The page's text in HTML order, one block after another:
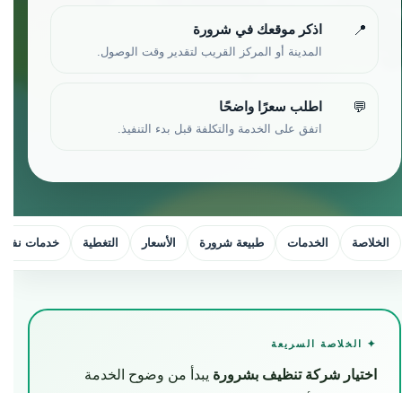
📍 اذكر موقعك في شرورة
المدينة أو المركز القريب لتقدير وقت الوصول.
💬 اطلب سعرًا واضحًا
اتفق على الخدمة والتكلفة قبل بدء التنفيذ.
الخلاصة الخدمات طبيعة شرورة الأسعار التغطية خدمات نفس
✦ الخلاصة السريعة
اختيار شركة تنظيف بشرورة يبدأ من وضوح الخدمة